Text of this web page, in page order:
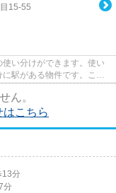
15-55
い分けができます。使い
駅がある物件です。こだ
ん。
はこちら
13分
分